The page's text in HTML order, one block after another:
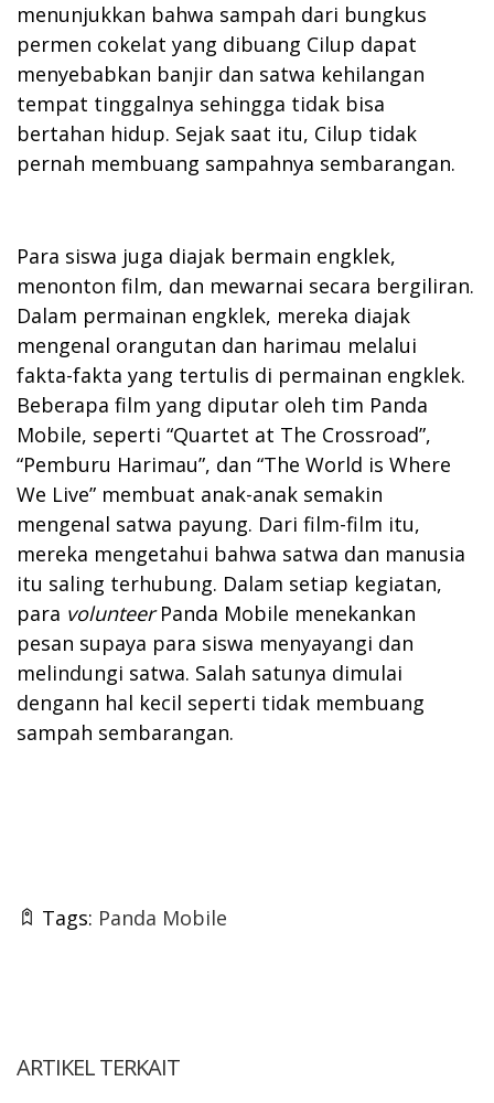
menunjukkan bahwa sampah dari bungkus
permen cokelat yang dibuang Cilup dapat
menyebabkan banjir dan satwa kehilangan
tempat tinggalnya sehingga tidak bisa
bertahan hidup. Sejak saat itu, Cilup tidak
pernah membuang sampahnya sembarangan.
Para siswa juga diajak bermain engklek,
menonton film, dan mewarnai secara bergiliran.
Dalam permainan engklek, mereka diajak
mengenal orangutan dan harimau melalui
fakta-fakta yang tertulis di permainan engklek.
Beberapa film yang diputar oleh tim Panda
Mobile, seperti “Quartet at The Crossroad”,
“Pemburu Harimau”, dan “The World is Where
We Live” membuat anak-anak semakin
mengenal satwa payung. Dari film-film itu,
mereka mengetahui bahwa satwa dan manusia
itu saling terhubung. Dalam setiap kegiatan,
para volunteerPanda Mobile menekankan
pesan supaya para siswa menyayangi dan
melindungi satwa. Salah satunya dimulai
dengann hal kecil seperti tidak membuang
sampah sembarangan.
Tags: Panda Mobile
ARTIKEL TERKAIT